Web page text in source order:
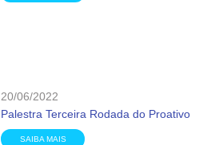
20/06/2022
Palestra Terceira Rodada do Proativo
SAIBA MAIS